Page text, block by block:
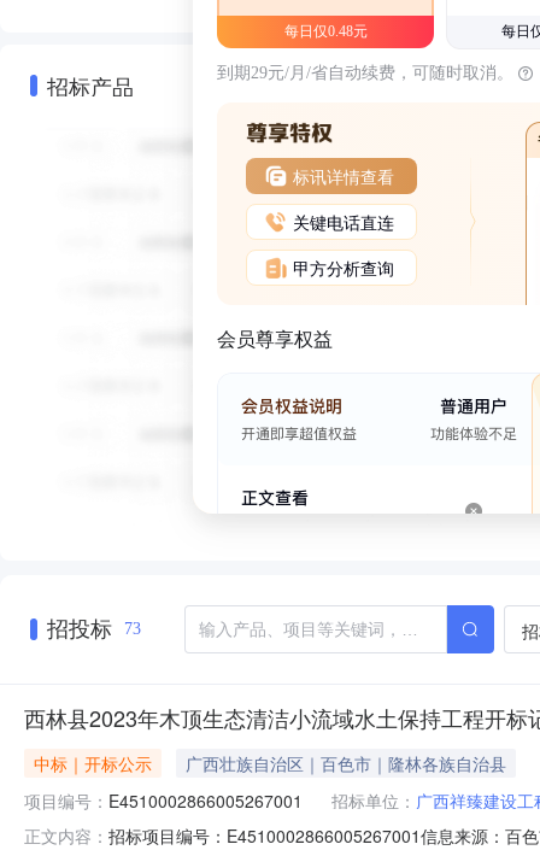
招标产品
每日仅0.48元 每日
到期29元/月/省自动续费，可随时取消。
标讯详情查看
关键电话直连
甲方分析查询
会员尊享权益
招投标 73
西林县2023年木顶生态清洁小流域水土保持工程开标
中标｜开标公示
广西壮族自治区｜百色市｜隆林各族自治县
项目编号： E4510002866005267001 招标单位： 广西祥臻建设
正文内容： 招标项目编号：E4510002866005267001信息来源：百